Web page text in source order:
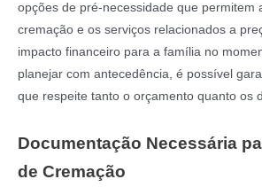
opções de pré-necessidade que permitem
cremação e os serviços relacionados a
impacto financeiro para a família no
planejar com antecedência, é possível
que respeite tanto o orçamento quanto os
Documentação Necessária
de Cremação